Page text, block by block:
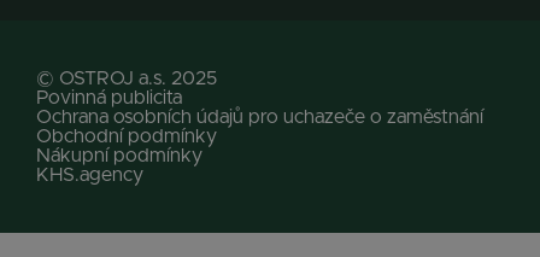
© OSTROJ a.s. 2025
Povinná publicita
Ochrana osobních údajů pro uchazeče o zaměstnání
Obchodní podmínky
Nákupní podmínky
KHS.agency